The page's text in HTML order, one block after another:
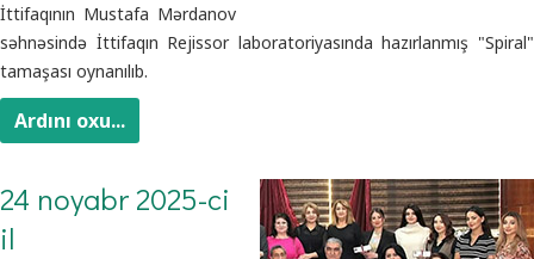
İttifaqının Mustafa Mərdanov
səhnəsində İttifaqın Rejissor laboratoriyasında hazırlanmış "Spiral"
tamaşası oynanılıb.
Ardını oxu...
24 noyabr 2025-ci
il